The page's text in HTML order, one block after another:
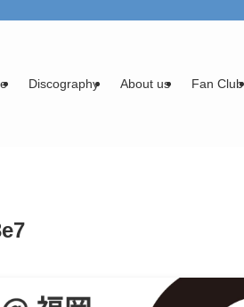
Discography About us Fan Club